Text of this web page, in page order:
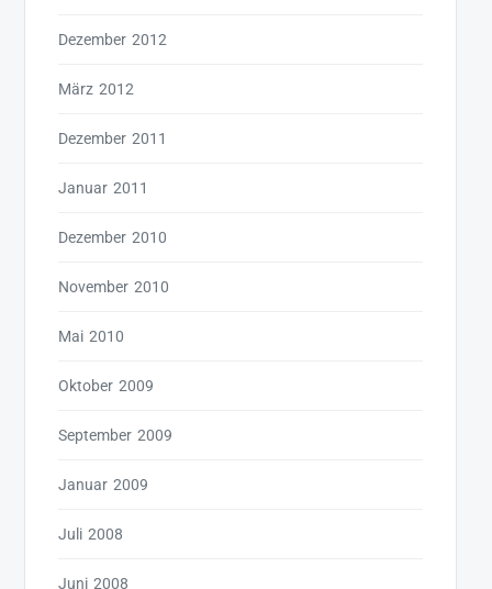
Dezember 2012
März 2012
Dezember 2011
Januar 2011
Dezember 2010
November 2010
Mai 2010
Oktober 2009
September 2009
Januar 2009
Juli 2008
Juni 2008